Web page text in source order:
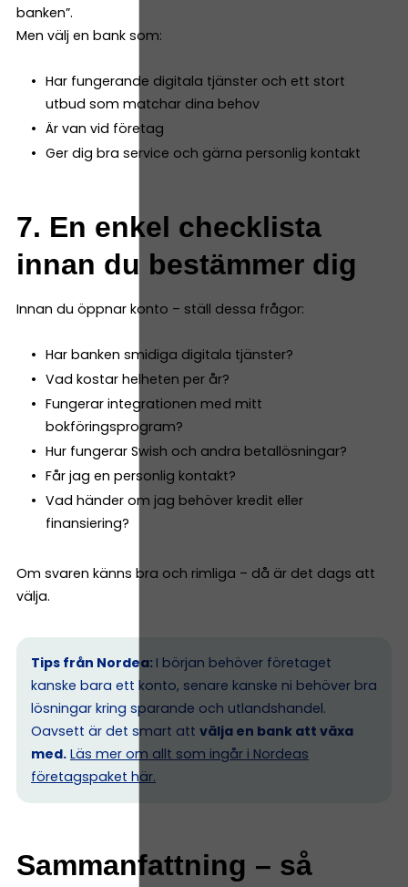
banken”.
Men välj en bank som:
Har fungerande digitala tjänster och ett stort
utbud som matchar dina behov
Är van vid företag
Ger dig bra service och gärna personlig kontakt
7. En enkel checklista
innan du bestämmer dig
Innan du öppnar konto – ställ dessa frågor:
Har banken smidiga digitala tjänster?
Vad kostar helheten per år?
Fungerar integrationen med mitt
bokföringsprogram?
Hur fungerar Swish och andra betallösningar?
Får jag en personlig kontakt?
Vad händer om jag behöver kredit eller
finansiering?
Om svaren känns bra och rimliga – då är det dags att
välja.
Tips från Nordea: I början behöver företaget
kanske bara ett konto, senare kanske ni behöver bra
lösningar kring sparande och utlandshandel.
Oavsett är det smart att välja en bank att växa
med. Läs mer om allt som ingår i Nordeas
företagspaket här.
Sammanfattning – så